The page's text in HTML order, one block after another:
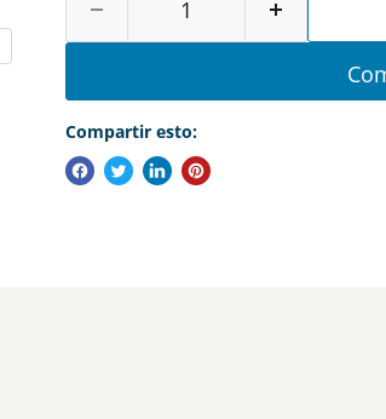
Compartir esto: